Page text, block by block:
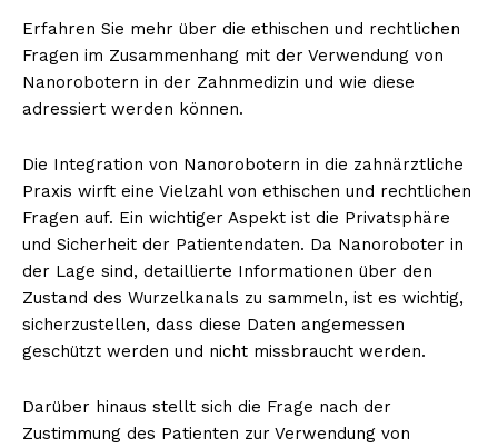
Erfahren Sie mehr über die ethischen und rechtlichen
Fragen im Zusammenhang mit der Verwendung von
Nanorobotern in der Zahnmedizin und wie diese
adressiert werden können.
Die Integration von Nanorobotern in die zahnärztliche
Praxis wirft eine Vielzahl von ethischen und rechtlichen
Fragen auf. Ein wichtiger Aspekt ist die Privatsphäre
und Sicherheit der Patientendaten. Da Nanoroboter in
der Lage sind, detaillierte Informationen über den
Zustand des Wurzelkanals zu sammeln, ist es wichtig,
sicherzustellen, dass diese Daten angemessen
geschützt werden und nicht missbraucht werden.
Darüber hinaus stellt sich die Frage nach der
Zustimmung des Patienten zur Verwendung von